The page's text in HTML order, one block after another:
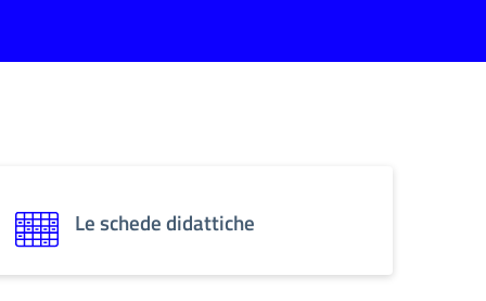
Le schede didattiche